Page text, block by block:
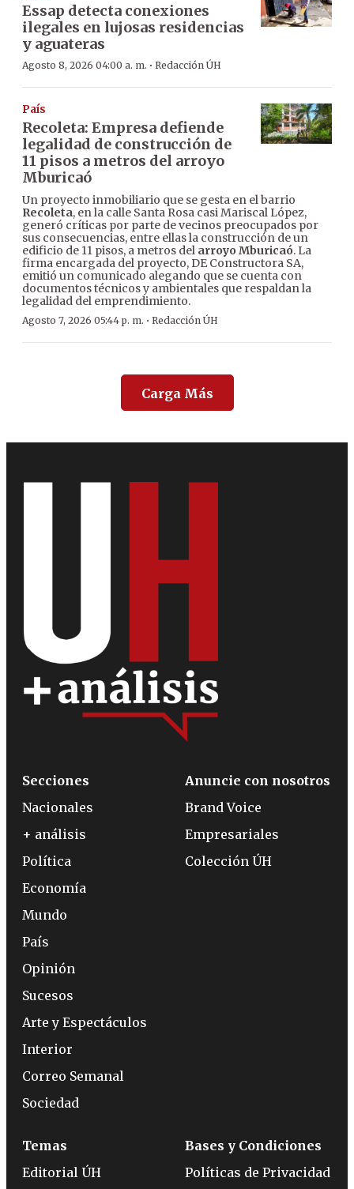
Essap detecta conexiones
ilegales en lujosas residencias
y aguateras
Agosto 8, 2026 04:00 a. m. · Redacción ÚH
País
Recoleta: Empresa defiende
legalidad de construcción de
11 pisos a metros del arroyo
Mburicaó
Un proyecto inmobiliario que se gesta en el barrio
Recoleta, en la calle Santa Rosa casi Mariscal López,
generó críticas por parte de vecinos preocupados por
sus consecuencias, entre ellas la construcción de un
edificio de 11 pisos, a metros del arroyo Mburicaó. La
firma encargada del proyecto, DE Constructora SA,
emitió un comunicado alegando que se cuenta con
documentos técnicos y ambientales que respaldan la
legalidad del emprendimiento.
Agosto 7, 2026 05:44 p. m. · Redacción ÚH
Carga Más
Secciones
Nacionales
+ análisis
Política
Economía
Mundo
País
Opinión
Sucesos
Arte y Espectáculos
Interior
Correo Semanal
Sociedad
Anuncie con nosotros
Brand Voice
Empresariales
Colección ÚH
Temas
Editorial ÚH
Bases y Condiciones
Políticas de Privacidad